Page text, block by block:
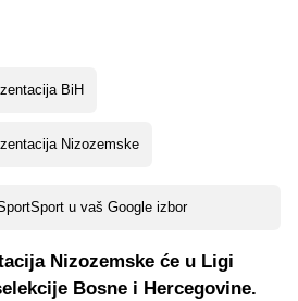
BiH
Nizozemske
u vaš Google izbor
Nizozemske će u Ligi
Bosne i Hercegovine.